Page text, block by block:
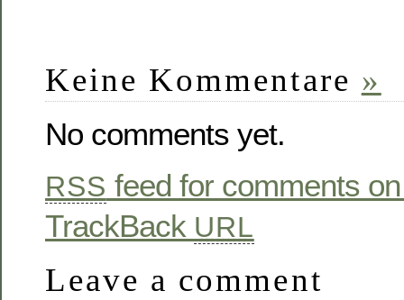
Keine Kommentare »
No comments yet.
RSS feed for comments
TrackBack URL
Leave a comment